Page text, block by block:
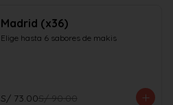
Madrid (x36)
Elige hasta 6 sabores de makis
S/ 73.00S/ 90.00